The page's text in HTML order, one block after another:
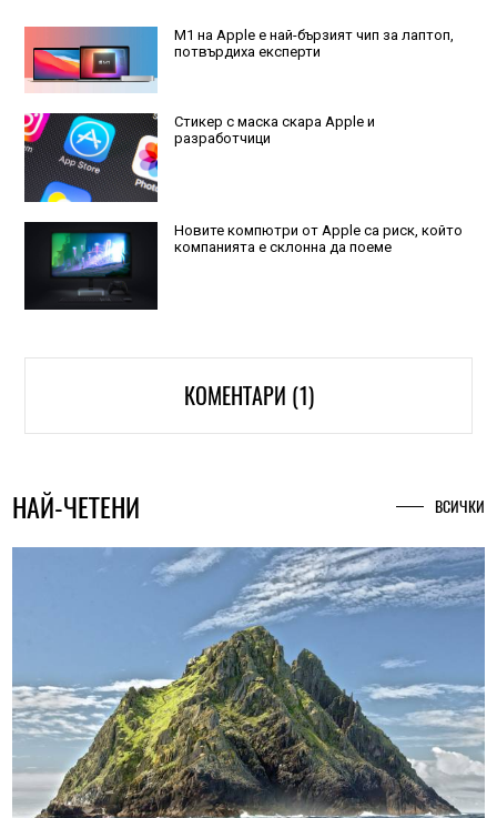
M1 на Apple е най-бързият чип за лаптоп,
потвърдиха експерти
Стикер с маска скара Apple и
разработчици
Новите компютри от Apple са риск, който
компанията е склонна да поеме
КОМЕНТАРИ (1)
НАЙ-ЧЕТЕНИ ВСИЧКИ